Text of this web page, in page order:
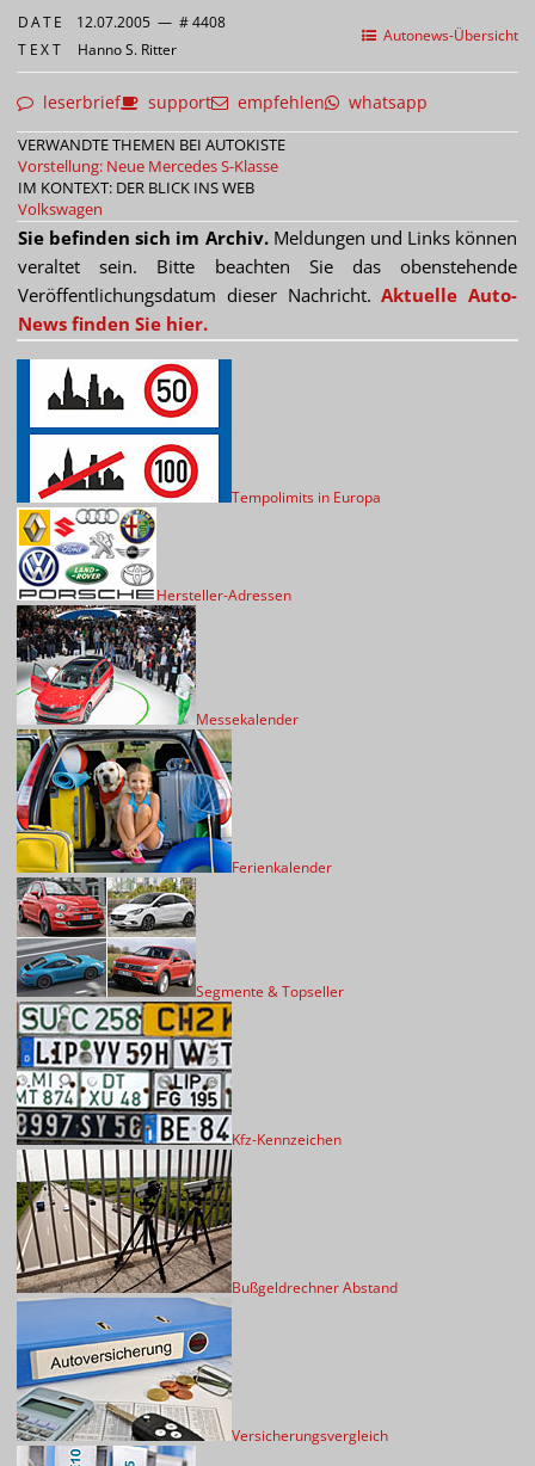
Autonews-Übersicht
DATE 12.07.2005 — # 4408
TEXT Hanno S. Ritter
leserbrief support empfehlen whatsapp
VERWANDTE THEMEN BEI AUTOKISTE
Vorstellung: Neue Mercedes S-Klasse
IM KONTEXT: DER BLICK INS WEB
Volkswagen
Sie befinden sich im Archiv.Meldungen und Links können
veraltet sein. Bitte beachten Sie das obenstehende
Veröffentlichungsdatum dieser Nachricht.Aktuelle Auto-
News finden Sie hier.
Tempolimits in Europa
Hersteller-Adressen
Messekalender
Ferienkalender
Segmente & Topseller
Kfz-Kennzeichen
Bußgeldrechner Abstand
Versicherungsvergleich